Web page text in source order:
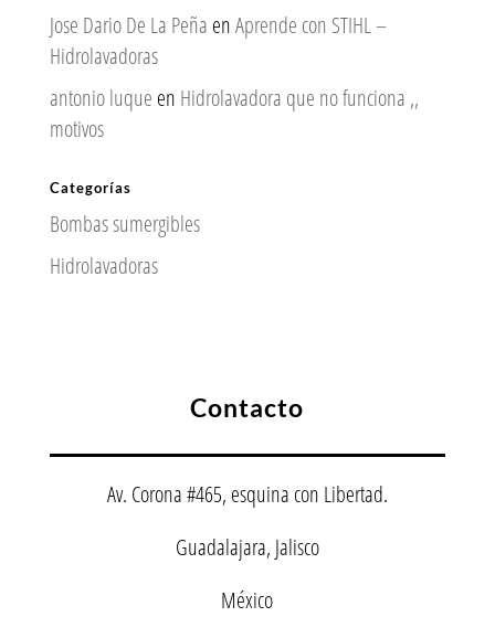
Jose Dario De La Peña enAprende con STIHL –
Hidrolavadoras
antonio luque en Hidrolavadora que no funciona ,,
motivos
Categorías
Bombas sumergibles
Hidrolavadoras
Contacto
Av. Corona #465, esquina con Libertad.
Guadalajara, Jalisco
México